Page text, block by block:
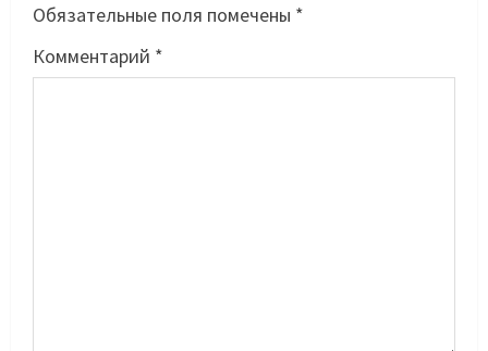
Обязательные поля помечены *
Комментарий *